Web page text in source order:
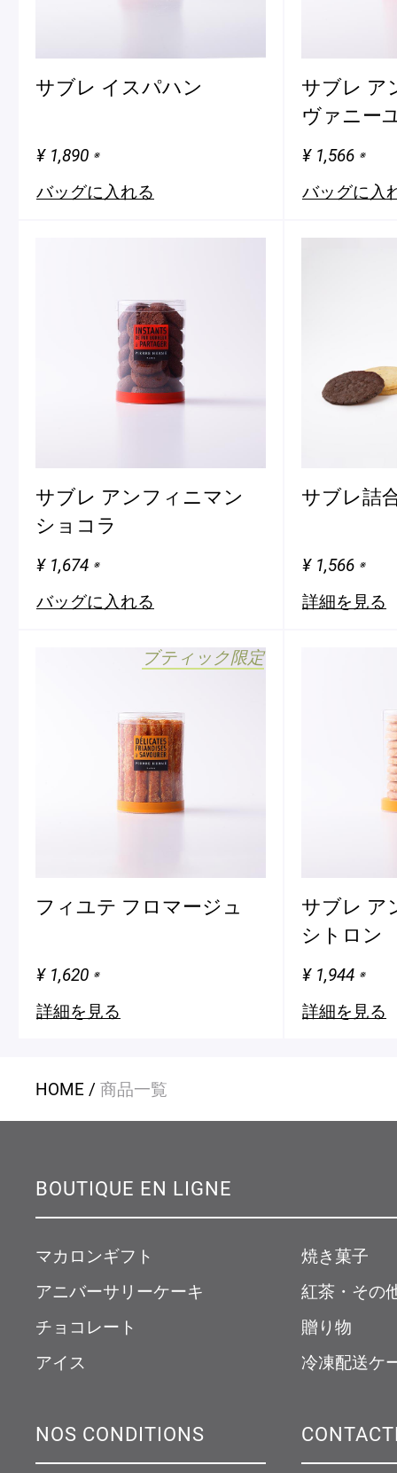
サブレ イスパハン
¥ 1,890 ※
バッグに入れる
サブレ ア
ヴァニー
¥ 1,566 ※
バッグに入
サブレ アンフィニマン
ショコラ
¥ 1,674 ※
バッグに入れる
サブレ詰
¥ 1,566 ※
詳細を見る
ブティック限定
フィユテ フロマージュ
¥ 1,620 ※
詳細を見る
サブレ ア
シトロン
¥ 1,944 ※
詳細を見る
HOME 商品一覧
BOUTIQUE EN LIGNE
マカロンギフト
アニバーサリーケーキ
チョコレート
アイス
焼き菓子
紅茶・その
贈り物
冷凍配送ケ
NOS CONDITIONS